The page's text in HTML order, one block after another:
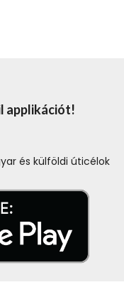
applikációt!
és külföldi úticélok